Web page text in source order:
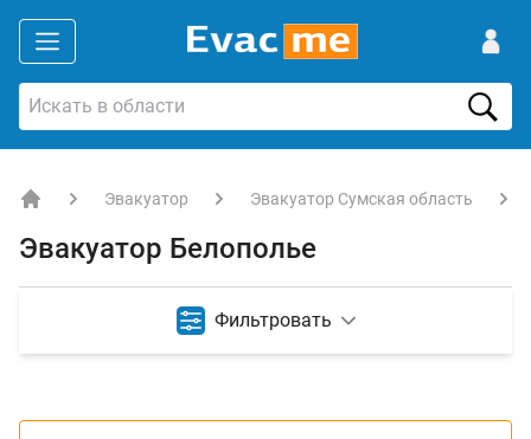
Эвакуатор Эвакуатор Сумская область
Эвакуатор Белополье
Фильтровать